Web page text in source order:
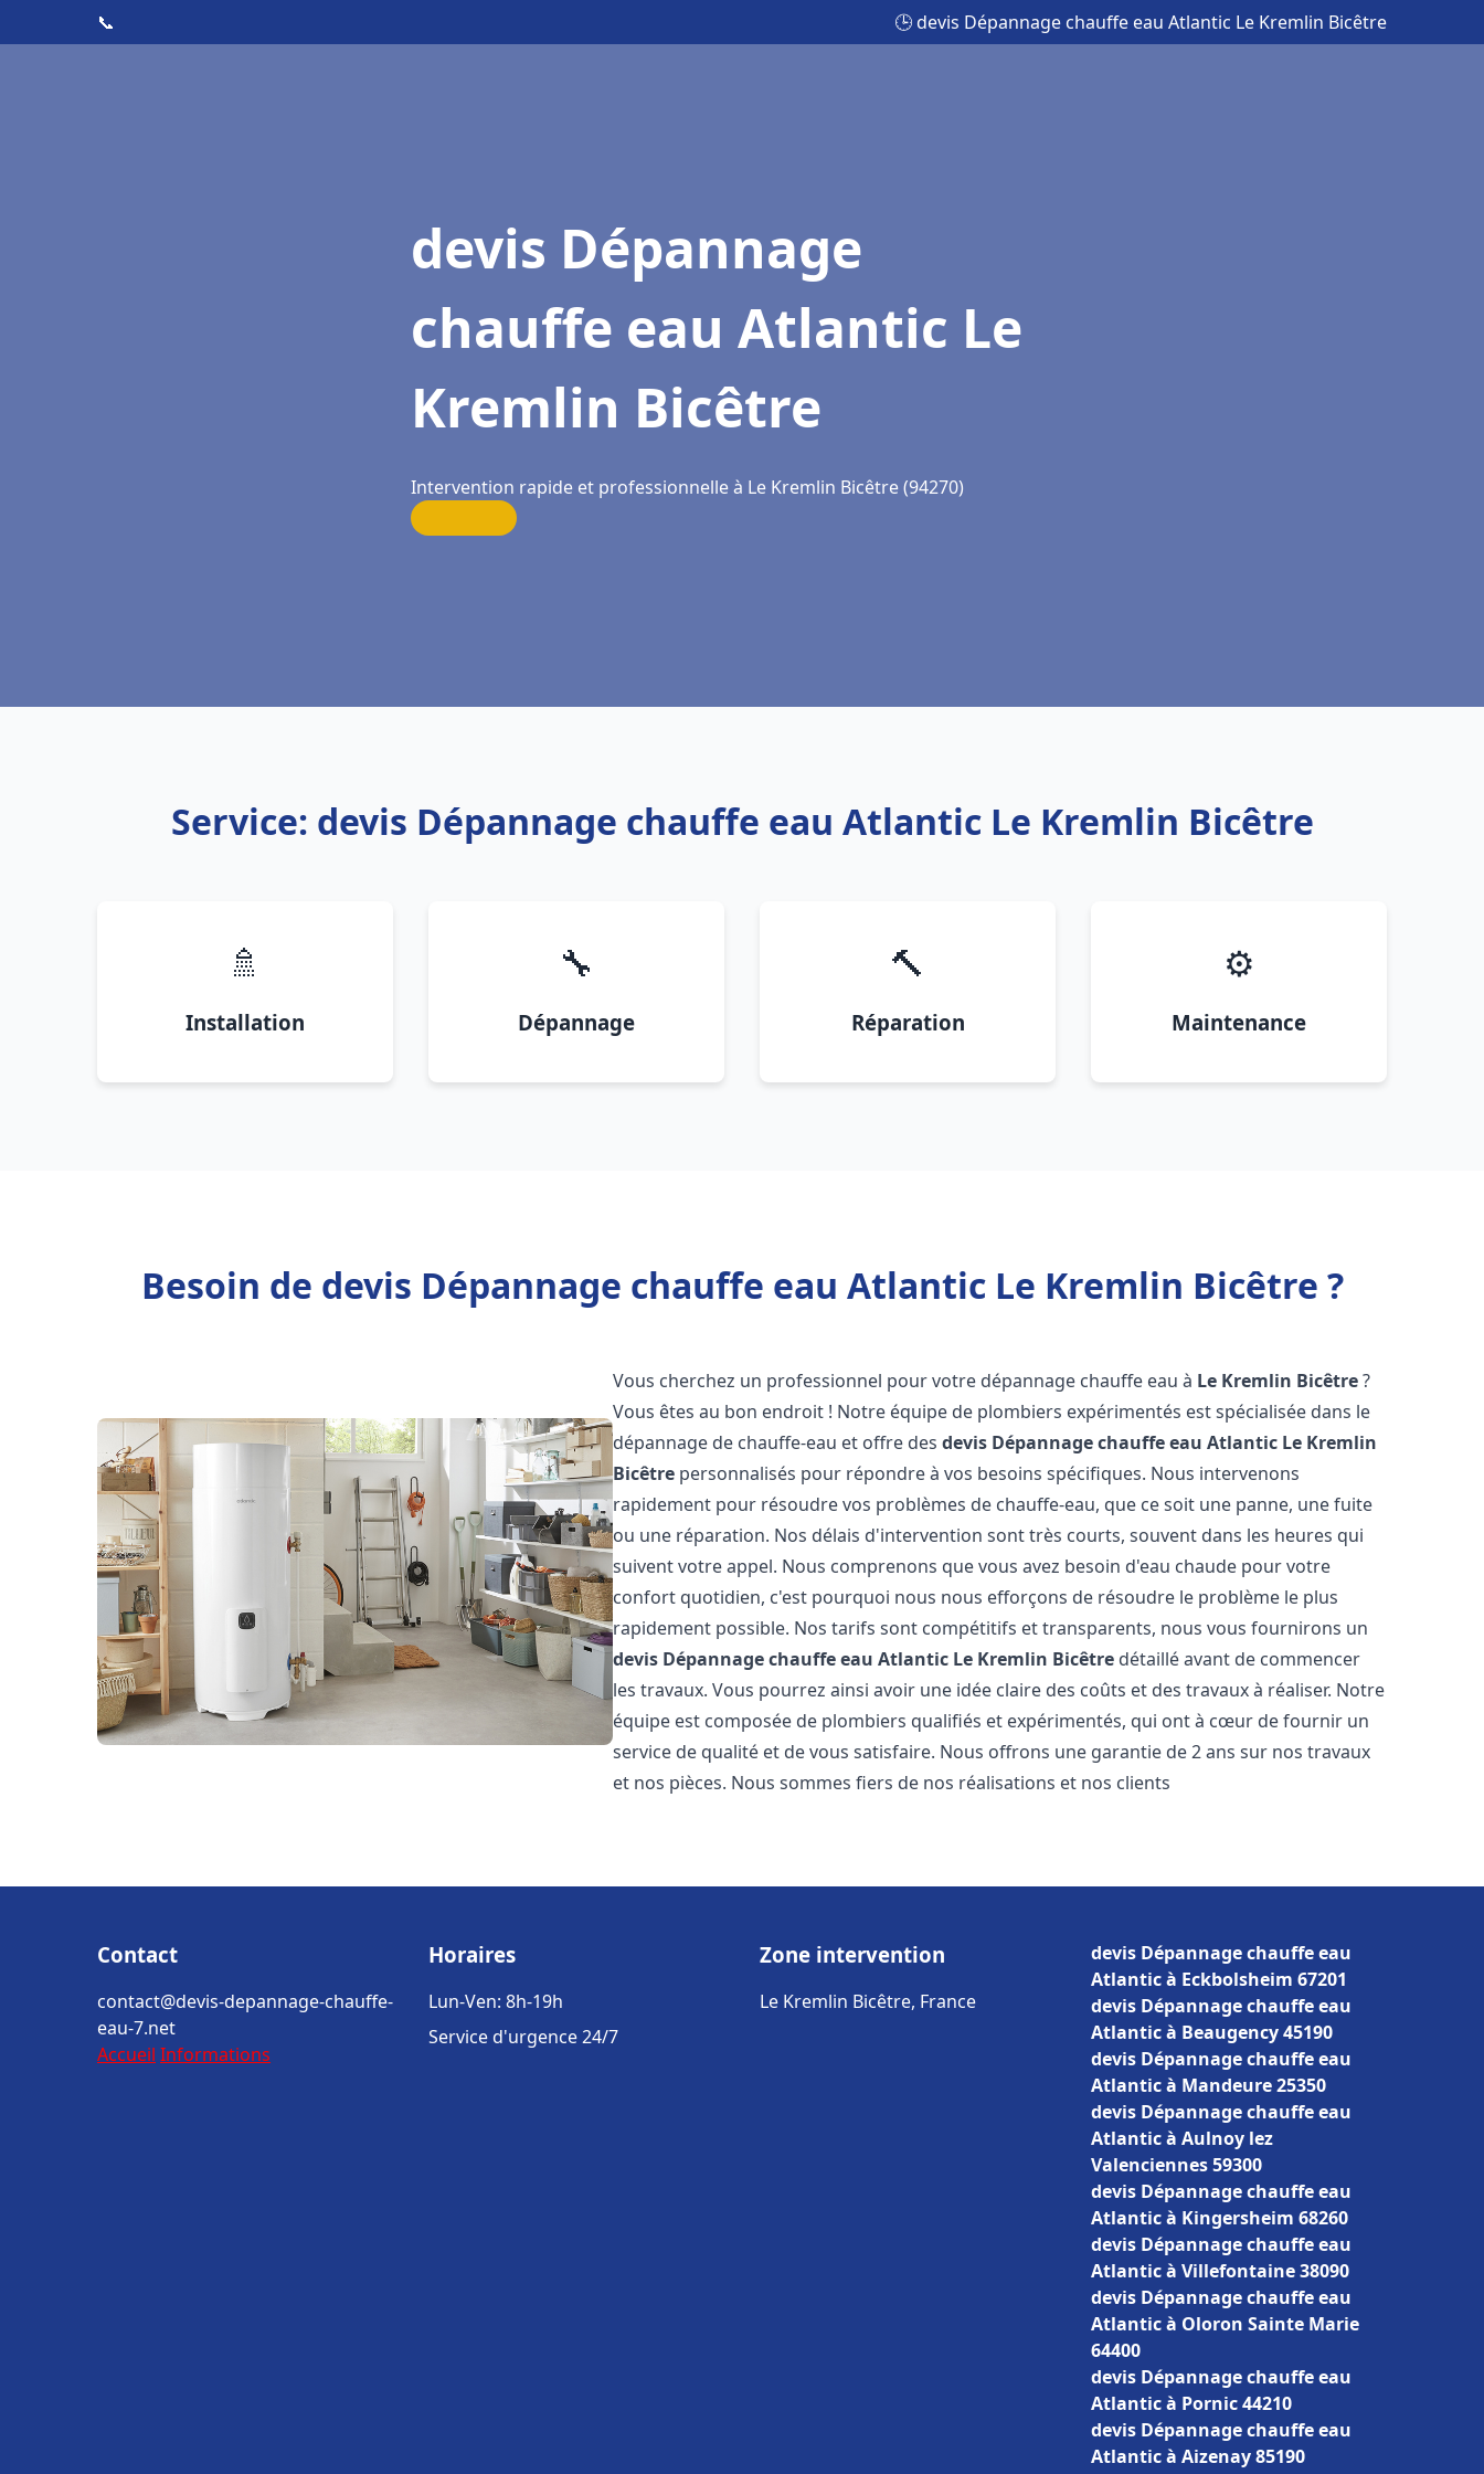
📞 🕒 devis Dépannage chauffe eau Atlantic Le Kremlin Bicêtre
devis Dépannage
chauffe eau Atlantic Le
Kremlin Bicêtre
Intervention rapide et professionnelle à Le Kremlin Bicêtre (94270)
Service: devis Dépannage chauffe eau Atlantic Le Kremlin Bicêtre
🚿
Installation
🔧
Dépannage
🔨
Réparation
⚙️
Maintenance
Besoin de devis Dépannage chauffe eau Atlantic Le Kremlin Bicêtre ?
Vous cherchez un professionnel pour votre dépannage chauffe eau à Le Kremlin Bicêtre?
Vous êtes au bon endroit ! Notre équipe de plombiers expérimentés est spécialisée dans le
dépannage de chauffe-eau et offre desdevis Dépannage chauffe eau Atlantic Le Kremlin
Bicêtre personnalisés pour répondre à vos besoins spécifiques. Nous intervenons
rapidement pour résoudre vos problèmes de chauffe-eau, que ce soit une panne, une fuite
ou une réparation. Nos délais d'intervention sont très courts, souvent dans les heures qui
suivent votre appel. Nous comprenons que vous avez besoin d'eau chaude pour votre
confort quotidien, c'est pourquoi nous nous efforçons de résoudre le problème le plus
rapidement possible. Nos tarifs sont compétitifs et transparents, nous vous fournirons un
devis Dépannage chauffe eau Atlantic Le Kremlin Bicêtre détaillé avant de commencer
les travaux. Vous pourrez ainsi avoir une idée claire des coûts et des travaux à réaliser. Notre
équipe est composée de plombiers qualifiés et expérimentés, qui ont à cœur de fournir un
service de qualité et de vous satisfaire. Nous offrons une garantie de 2 ans sur nos travaux
et nos pièces. Nous sommes fiers de nos réalisations et nos clients
Contact
contact@devis-depannage-chauffe-
eau-7.net
Accueil Informations
Horaires
Lun-Ven: 8h-19h
Service d'urgence 24/7
Zone intervention
Le Kremlin Bicêtre, France
devis Dépannage chauffe eau
Atlantic à Eckbolsheim 67201
devis Dépannage chauffe eau
Atlantic à Beaugency 45190
devis Dépannage chauffe eau
Atlantic à Mandeure 25350
devis Dépannage chauffe eau
Atlantic à Aulnoy lez
Valenciennes 59300
devis Dépannage chauffe eau
Atlantic à Kingersheim 68260
devis Dépannage chauffe eau
Atlantic à Villefontaine 38090
devis Dépannage chauffe eau
Atlantic à Oloron Sainte Marie
64400
devis Dépannage chauffe eau
Atlantic à Pornic 44210
devis Dépannage chauffe eau
Atlantic à Aizenay 85190